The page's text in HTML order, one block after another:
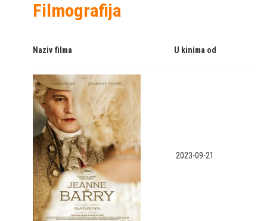
Filmografija
Naziv filma U kinima od
2023-09-21